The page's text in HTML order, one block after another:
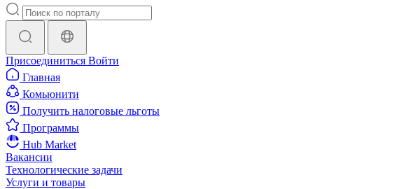
Присоединиться Войти
Главная
Комьюнити
Получить налоговые льготы
Программы
Hub Market
Вакансии
Технологические задачи
Услуги и товары